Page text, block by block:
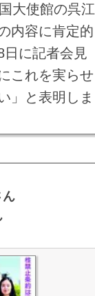
な平和の枠組み
７日号）
講演の核心 志
）
０２２年０７月
） PDF
産党の考え （
１２日号） PDF
御一行様をご招
３日号スクープ
大使館の呉江
内容に肯定的
日に記者会見
これを実らせ
」と表明しま